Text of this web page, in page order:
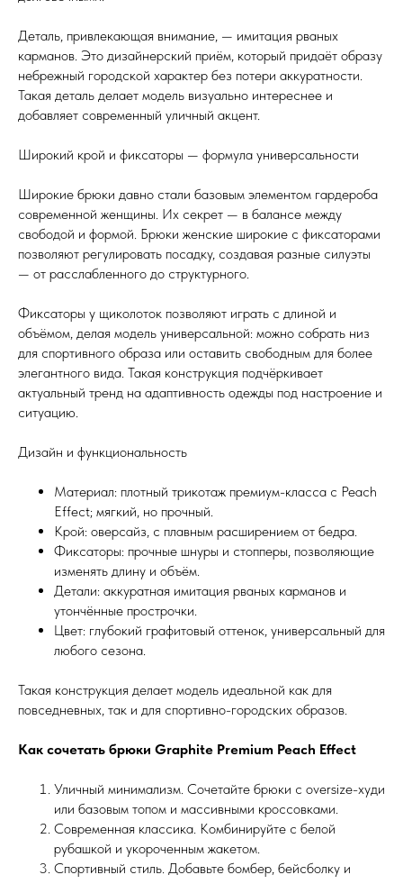
Деталь, привлекающая внимание, — имитация рваных
карманов. Это дизайнерский приём, который придаёт образу
небрежный городской характер без потери аккуратности.
Такая деталь делает модель визуально интереснее и
добавляет современный уличный акцент.
Широкий крой и фиксаторы — формула универсальности
Широкие брюки давно стали базовым элементом гардероба
современной женщины. Их секрет — в балансе между
свободой и формой. Брюки женские широкие с фиксаторами
позволяют регулировать посадку, создавая разные силуэты
— от расслабленного до структурного.
Фиксаторы у щиколоток позволяют играть с длиной и
объёмом, делая модель универсальной: можно собрать низ
для спортивного образа или оставить свободным для более
элегантного вида. Такая конструкция подчёркивает
актуальный тренд на адаптивность одежды под настроение и
ситуацию.
Дизайн и функциональность
Материал: плотный трикотаж премиум-класса с Peach
Effect; мягкий, но прочный.
Крой: оверсайз, с плавным расширением от бедра.
Фиксаторы: прочные шнуры и стопперы, позволяющие
изменять длину и объём.
Детали: аккуратная имитация рваных карманов и
утончённые прострочки.
Цвет: глубокий графитовый оттенок, универсальный для
любого сезона.
Такая конструкция делает модель идеальной как для
повседневных, так и для спортивно-городских образов.
Как сочетать брюки Graphite Premium Peach Effect
Уличный минимализм. Сочетайте брюки с oversize-худи
или базовым топом и массивными кроссовками.
Современная классика. Комбинируйте с белой
рубашкой и укороченным жакетом.
Спортивный стиль. Добавьте бомбер, бейсболку и